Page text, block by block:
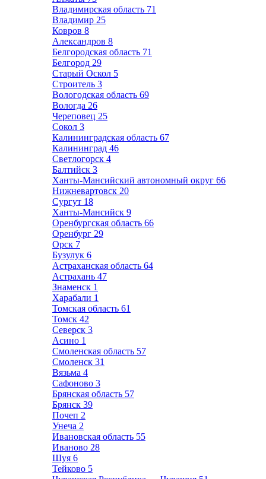
Владимирская область 71
Владимир 25
Ковров 8
Александров 8
Белгородская область 71
Белгород 29
Старый Оскол 5
Строитель 3
Вологодская область 69
Вологда 26
Череповец 25
Сокол 3
Калининградская область 67
Калининград 46
Светлогорск 4
Балтийск 3
Ханты-Мансийский автономный округ 66
Нижневартовск 20
Сургут 18
Ханты-Мансийск 9
Оренбургская область 66
Оренбург 29
Орск 7
Бузулук 6
Астраханская область 64
Астрахань 47
Знаменск 1
Харабали 1
Томская область 61
Томск 42
Северск 3
Асино 1
Смоленская область 57
Смоленск 31
Вязьма 4
Сафоново 3
Брянская область 57
Брянск 39
Почеп 2
Унеча 2
Ивановская область 55
Иваново 28
Шуя 6
Тейково 5